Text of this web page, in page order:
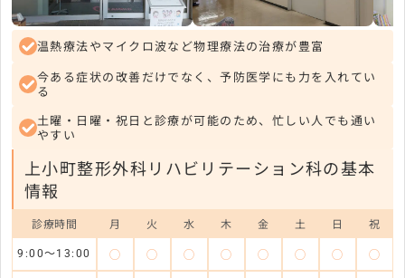
温熱療法やマイクロ波など物理療法の治療が豊富
今ある症状の改善だけでなく、予防医学にも力を入れてい
る
土曜・日曜・祝日と診療が可能のため、忙しい人でも通い
やすい
上小町整形外科リハビリテーション科の基本
情報
診療時間 月 火 水 木 金 土 日 祝
9:00～13:00 ◯ ◯ ◯ ◯ ◯ ◯ ◯ ◯